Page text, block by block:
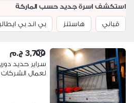
استكشف اسرة جديد حسب الماركة
قباني
هاستنز بي اند بي
3,700 ج.م
سراير حديد
لعمال